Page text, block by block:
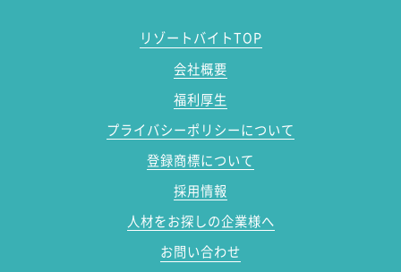
リゾートバイトTOP
会社概要
福利厚生
プライバシーポリシーについて
登録商標について
採用情報
人材をお探しの企業様へ
お問い合わせ